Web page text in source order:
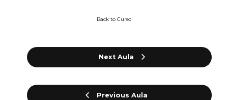
Previous Aula
Back to Curso
Next Aula